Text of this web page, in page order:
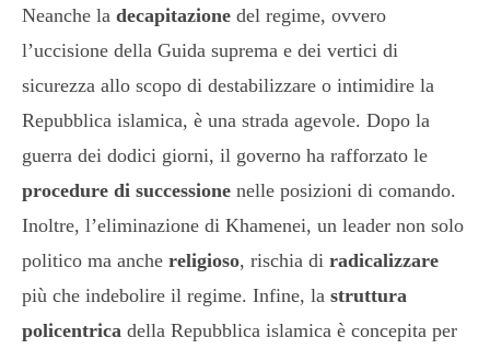
Neanche la decapitazione del regime, ovvero
l’uccisione della Guida suprema e dei vertici di
sicurezza allo scopo di destabilizzare o intimidire la
Repubblica islamica, è una strada agevole. Dopo la
guerra dei dodici giorni, il governo ha rafforzato le
procedure di successione nelle posizioni di comando.
Inoltre, l’eliminazione di Khamenei, un leader non solo
politico ma anche religioso, rischia di radicalizzare
più che indebolire il regime. Infine, la struttura
policentrica della Repubblica islamica è concepita per